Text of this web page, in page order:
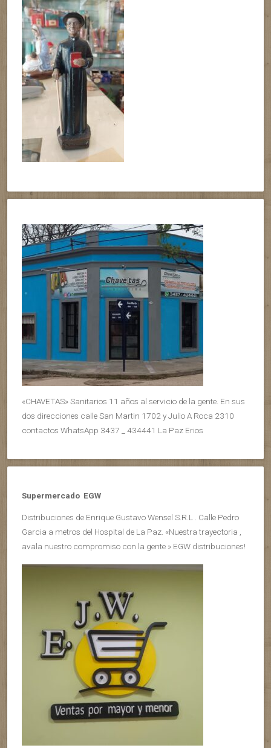
«CHAVETAS» Sanitarios 11 años al servicio de la gente. En sus
dos direcciones calle San Martin 1702 y Julio A Roca 2310
contactos WhatsApp 3437 _ 434441 La Paz Erios
Supermercado EGW
Distribuciones de Enrique Gustavo Wensel S.R.L . Calle Pedro
Garcia a metros del Hospital de La Paz. «Nuestra trayectoria ,
avala nuestro compromiso con la gente » EGW distribuciones!